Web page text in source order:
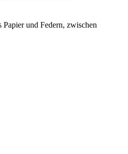
Papier und Federn, zwischen